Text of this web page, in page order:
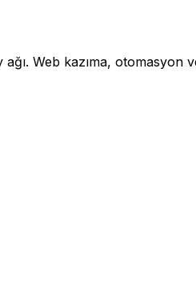
Web kazıma, otomasyon